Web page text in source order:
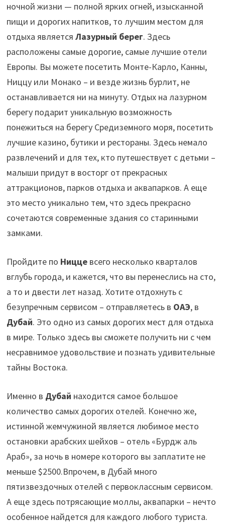
ночной жизни — полной ярких огней, изысканной
пищи и дорогих напитков, то лучшим местом для
отдыха является Лазурный берег. Здесь
расположены самые дорогие, самые лучшие отели
Европы. Вы можете посетить Монте-Карло, Канны,
Ниццу или Монако – и везде жизнь бурлит, не
останавливается ни на минуту. Отдых на лазурном
берегу подарит уникальную возможность
понежиться на берегу Средиземного моря, посетить
лучшие казино, бутики и рестораны. Здесь немало
развлечений и для тех, кто путешествует с детьми –
малыши придут в восторг от прекрасных
аттракционов, парков отдыха и аквапарков. А еще
это место уникально тем, что здесь прекрасно
сочетаются современные здания со старинными
замками.
Пройдите по Ниццевсего несколько кварталов
вглубь города, и кажется, что вы перенеслись на сто,
а то и двести лет назад. Хотите отдохнуть с
безупречным сервисом – отправляетесь в ОАЭ, в
Дубай. Это одно из самых дорогих мест для отдыха
в мире. Только здесь вы сможете получить ни с чем
несравнимое удовольствие и познать удивительные
тайны Востока.
Именно в Дубай находится самое большое
количество самых дорогих отелей. Конечно же,
истинной жемчужиной является любимое место
остановки арабских шейхов – отель «Бурдж аль
Араб», за ночь в номере которого вы заплатите не
меньше $2500.Впрочем, в Дубай много
пятизвездочных отелей с первоклассным сервисом.
А еще здесь потрясающие моллы, аквапарки – нечто
особенное найдется для каждого любого туриста.